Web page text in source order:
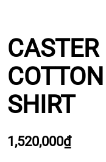
SHIRT
1,520,000₫